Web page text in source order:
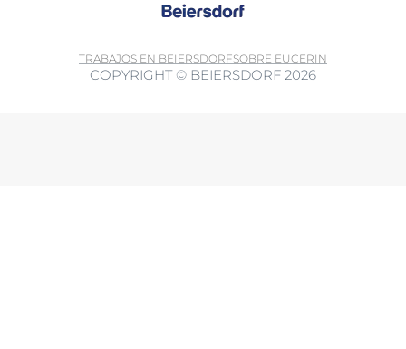
TRABAJOS EN BEIERSDORFSOBRE EUCERIN
COPYRIGHT © BEIERSDORF 2026